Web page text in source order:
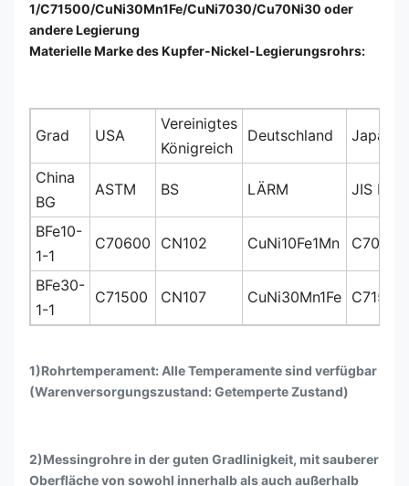
1/C71500/CuNi30Mn1Fe/CuNi7030/Cu70Ni30 oder
andere Legierung
Materielle Marke des Kupfer-Nickel-Legierungsrohrs:
Grad USA
Vereinigtes
Königreich
Deutschland Japan
China
BG
ASTM BS LÄRM JIS H
BFe10-
1-1
C70600 CN102 CuNi10Fe1Mn C7060
BFe30-
1-1
C71500 CN107 CuNi30Mn1Fe C7150
1)Rohrtemperament: Alle Temperamente sind verfügbar
(Warenversorgungszustand: Getemperte Zustand)
2)Messingrohre in der guten Gradlinigkeit, mit sauberer
Oberfläche von sowohl innerhalb als auch außerhalb